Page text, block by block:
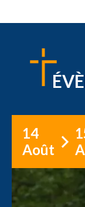
14
Août